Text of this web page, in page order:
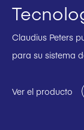
Claudius Peters
para su sistema
Ver el producto